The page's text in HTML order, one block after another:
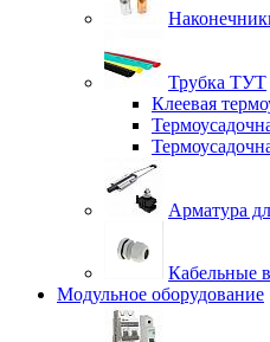
Трубка ТУТ
Клеевая
Арматура
Кабельные
Модульное оборудование